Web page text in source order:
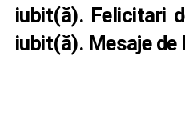
iubit(ă). Felicitari
iubit(ă). Mesaje de